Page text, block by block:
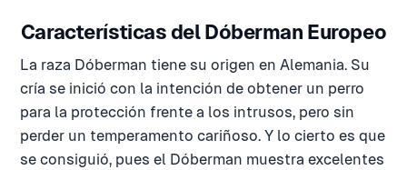
Características del Dóberman Europeo
La raza Dóberman tiene su origen en Alemania. Su
cría se inició con la intención de obtener un perro
para la protección frente a los intrusos, pero sin
perder un temperamento cariñoso. Y lo cierto es que
se consiguió, pues el Dóberman muestra excelentes